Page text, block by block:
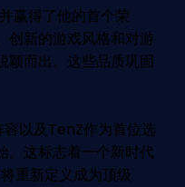
赢得了他的首个荣
创新的游戏风格和对游
颖而出。这些品质巩固
以及TenZ作为首位选
。这标志着一个新时代
重新定义成为顶级